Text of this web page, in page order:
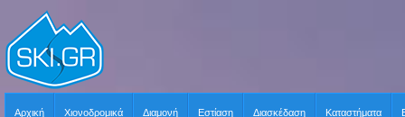
Αρχική Χιονοδρομικά Διαμονή Εστίαση Διασκέδαση Καταστήματα